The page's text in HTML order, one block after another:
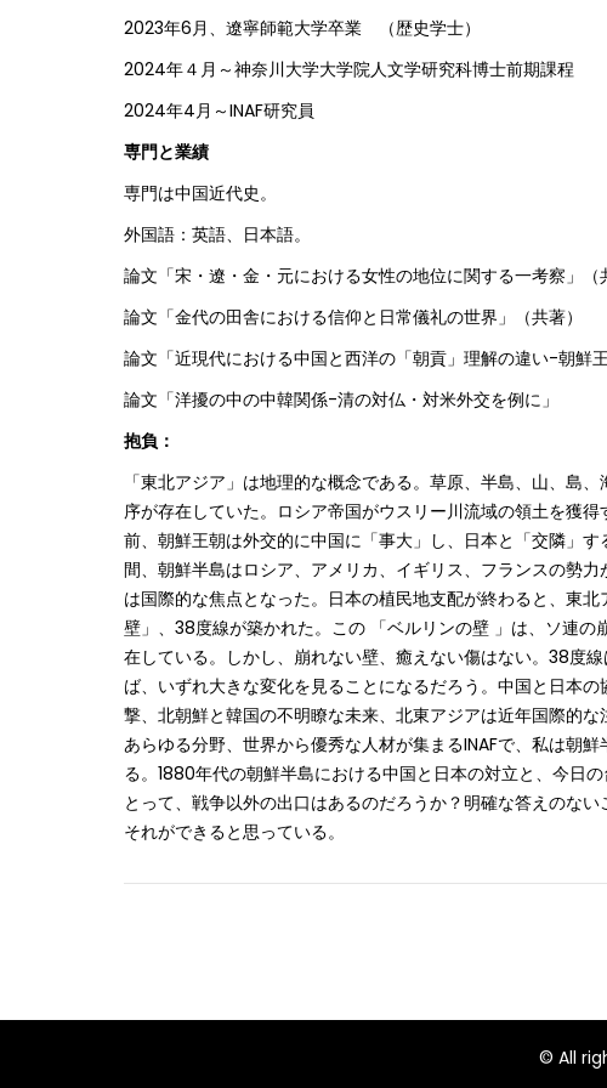
2023年6月、遼寧師範大学卒業 （歴史学士）
2024年４月～神奈川大学大学院人文学研究科博士前期課程
2024年4月～INAF研究員
専門と業績
専門は中国近代史。
外国語：英語、日本語。
論文「宋・遼・金・元における女性の地位に関する一考察」（
論文「金代の田舎における信仰と日常儀礼の世界」（共著）
論文「近現代における中国と西洋の「朝貢」理解の違い-朝鮮
論文「洋擾の中の中韓関係-清の対仏・対米外交を例に」
抱負：
「東北アジア」は地理的な概念である。草原、半島、山、島
序が存在していた。ロシア帝国がウスリー川流域の領土を獲
前、朝鮮王朝は外交的に中国に「事大」し、日本と「交隣」
間、朝鮮半島はロシア、アメリカ、イギリス、フランスの勢
は国際的な焦点となった。日本の植民地支配が終わると、東
壁」、38度線が築かれた。この 「ベルリンの壁 」は、ソ連
在している。しかし、崩れない壁、癒えない傷はない。38度
ば、いずれ大きな変化を見ることになるだろう。中国と日本
撃、北朝鮮と韓国の不明瞭な未来、北東アジアは近年国際的
あらゆる分野、世界から優秀な人材が集まるINAFで、私は朝
る。1880年代の朝鮮半島における中国と日本の対立と、今日
とって、戦争以外の出口はあるのだろうか？明確な答えのな
それができると思っている。
© All